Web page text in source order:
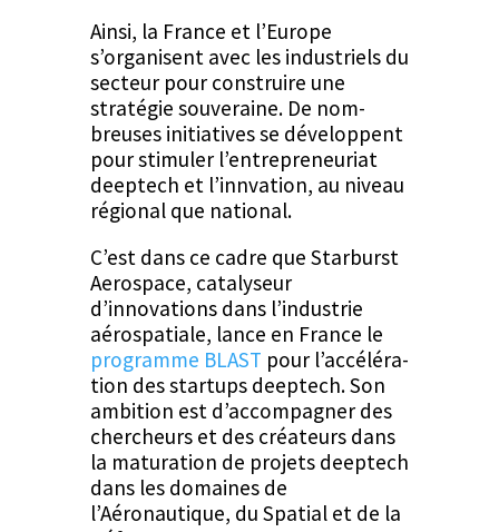
Ain­si, la France et l’Europe
s’organisent avec les indus­triels du
secteur pour con­stru­ire une
stratégie sou­veraine. De nom­
breuses ini­tia­tives se dévelop­pent
pour stim­uler l’entrepreneuriat
deeptech et l’in­n­va­tion, au niveau
région­al que national.
C’est dans ce cadre que Star­burst
Aero­space, catal­y­seur
d’innovations dans l’industrie
aérospa­tiale, lance en France le
pro­gramme BLAST pour l’ac­céléra­
tion des star­tups deeptech. Son
ambi­tion est d’ac­com­pa­g­n­er des
chercheurs et des créa­teurs dans
la mat­u­ra­tion de pro­jets deeptech
dans les domaines de
l’Aéronautique, du Spa­tial et de la